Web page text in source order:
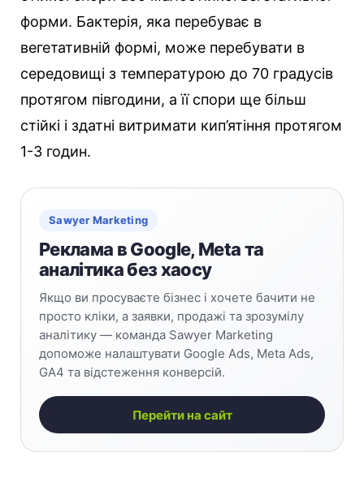
форми. Бактерія, яка перебуває в
вегетативній формі, може перебувати в
середовищі з температурою до 70 градусів
протягом півгодини, а її спори ще більш
стійкі і здатні витримати кип’ятіння протягом
1-3 годин.
Sawyer Marketing
Реклама в Google, Meta та
аналітика без хаосу
Якщо ви просуваєте бізнес і хочете бачити не
просто кліки, а заявки, продажі та зрозумілу
аналітику — команда Sawyer Marketing
допоможе налаштувати Google Ads, Meta Ads,
GA4 та відстеження конверсій.
Перейти на сайт